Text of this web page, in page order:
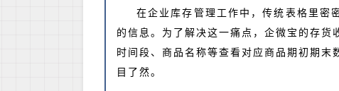
在企业库存管理工作中，传统表格里密
的信息。为了解决这一痛点，企微宝的存
时间段、商品名称等查看对应商品期初期
目了然。